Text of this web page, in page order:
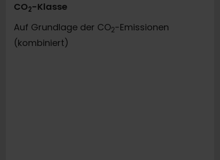
CO2-Klasse
Auf Grundlage der CO2-Emissionen
(kombiniert)